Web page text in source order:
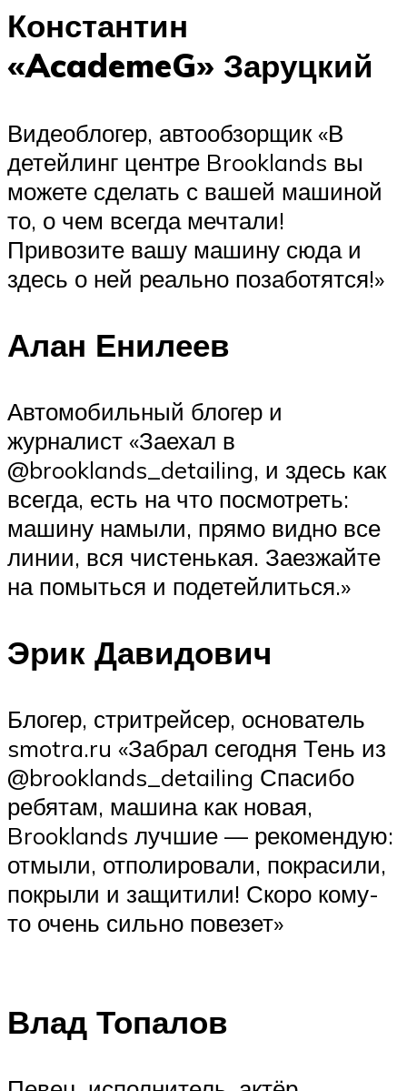
Константин
«AcademeG» Заруцкий
Видеоблогер, автообзорщик «В
детейлинг центре Brooklands вы
можете сделать с вашей машиной
то, о чем всегда мечтали!
Привозите вашу машину сюда и
здесь о ней реально позаботятся!»
Алан Енилеев
Автомобильный блогер и
журналист «Заехал в
@brooklands_detailing, и здесь как
всегда, есть на что посмотреть:
машину намыли, прямо видно все
линии, вся чистенькая. Заезжайте
на помыться и подетейлиться.»
Эрик Давидович
Блогер, стритрейсер, основатель
smotra.ru «Забрал сегодня Тень из
@brooklands_detailing Спасибо
ребятам, машина как новая,
Brooklands лучшие — рекомендую:
отмыли, отполировали, покрасили,
покрыли и защитили! Скоро кому-
то очень сильно повезет»
Влад Топалов